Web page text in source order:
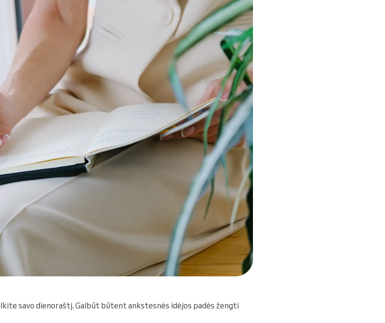
savo dienoraštį. Galbūt būtent ankstesnės idėjos padės žengti